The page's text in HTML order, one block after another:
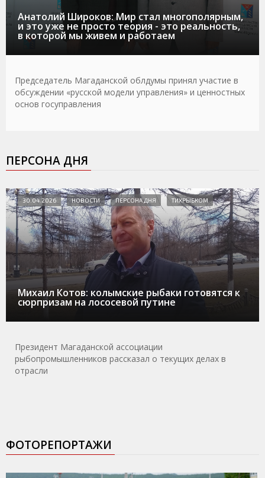
Анатолий Широков: Мир стал многополярным,
и это уже не просто теория - это реальность,
в которой мы живем и работаем
Председатель Магаданской облдумы принял участие в
обсуждении «русской модели управления» и ценностных
основ госуправления
ПЕРСОНА ДНЯ
Михаил Котов: колымские рыбаки готовятся к
сюрпризам на лососевой путине
30.04.2026 НОВОСТИ ПЕРСОНА ДНЯ ТИХРЫБКОМ
Президент Магаданской ассоциации
рыбопромышленников рассказал о текущих делах в
отрасли
ФОТОРЕПОРТАЖИ